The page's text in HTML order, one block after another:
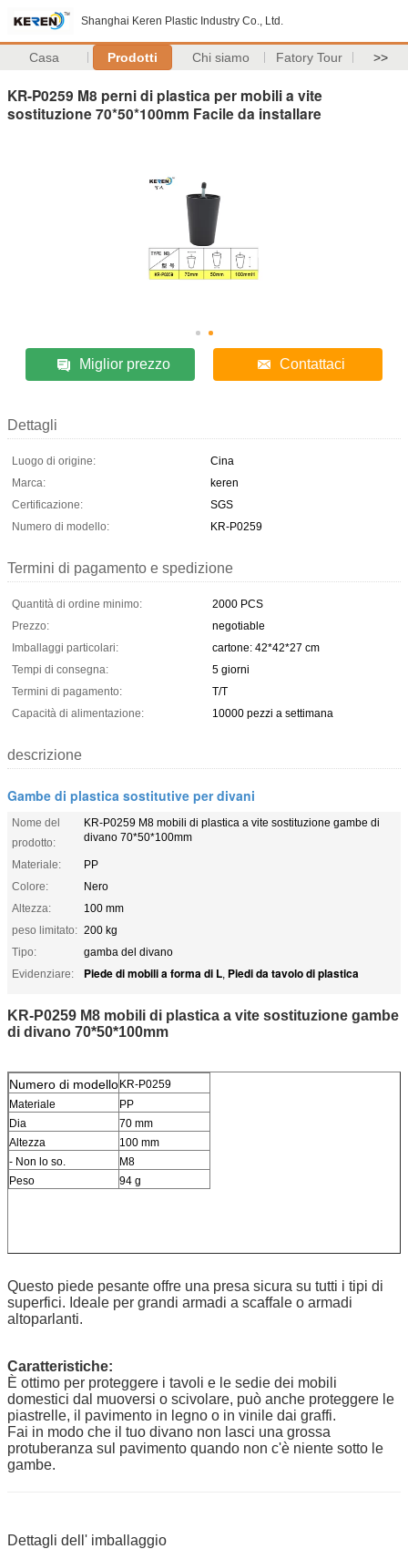
Shanghai Keren Plastic Industry Co., Ltd.
Casa Prodotti Chi siamo Fatory Tour >>
KR-P0259 M8 perni di plastica per mobili a vite
sostituzione 70*50*100mm Facile da installare
Miglior prezzo Contattaci
Dettagli
Luogo di origine:
Cina
Marca:
keren
Certificazione:
SGS
Numero di modello:
KR-P0259
Termini di pagamento e spedizione
Quantità di ordine minimo:
2000 PCS
Prezzo:
negotiable
Imballaggi particolari:
cartone: 42*42*27 cm
Tempi di consegna:
5 giorni
Termini di pagamento:
T/T
Capacità di alimentazione:
10000 pezzi a settimana
descrizione
Gambe di plastica sostitutive per divani
Nome del
prodotto:
KR-P0259 M8 mobili di plastica a vite sostituzione gambe di
divano 70*50*100mm
Materiale:
PP
Colore:
Nero
Altezza:
100 mm
peso limitato: 200 kg
Tipo:
gamba del divano
Evidenziare:
Piede di mobili a forma di L, Piedi da tavolo di plastica
KR-P0259 M8 mobili di plastica a vite sostituzione gambe
di divano 70*50*100mm
Numero di modelloKR-P0259
Materiale
PP
Dia
70 mm
Altezza
100 mm
- Non lo so.
M8
Peso
94 g
Questo piede pesante offre una presa sicura su tutti i tipi di
superfici. Ideale per grandi armadi a scaffale o armadi
altoparlanti.
Caratteristiche:
È ottimo per proteggere i tavoli e le sedie dei mobili
domestici dal muoversi o scivolare, può anche proteggere le
piastrelle, il pavimento in legno o in vinile dai graffi.
Fai in modo che il tuo divano non lasci una grossa
protuberanza sul pavimento quando non c'è niente sotto le
gambe.
Dettagli dell' imballaggio